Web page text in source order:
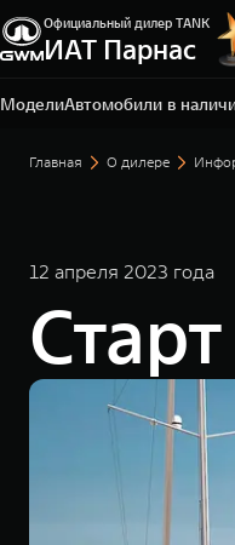
Официальный дилер TANK
ИАТ Парнас
МоделиАвтомобили в
Санкт-Петербург, ЛО,
Порошкино, ул.
+7 812 337-78-87
Главная О дилере
12 апреля 2023 года